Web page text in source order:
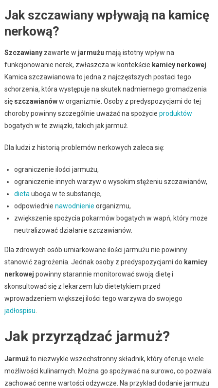
Jak szczawiany wpływają na kamicę
nerkową?
Szczawianyzawarte w jarmużu mają istotny wpływ na
funkcjonowanie nerek, zwłaszcza w kontekście kamicy nerkowej
Kamica szczawianowa to jedna z najczęstszych postaci tego
schorzenia, która występuje na skutek nadmiernego gromadzenia
się szczawianóww organizmie. Osoby z predyspozycjami do tej
choroby powinny szczególnie uważać na spożycie produktów
bogatych w te związki, takich jak jarmuż.
Dla ludzi z historią problemów nerkowych zaleca się:
ograniczenie ilości jarmużu,
ograniczenie innych warzyw o wysokim stężeniu szczawianów,
dieta uboga w te substancje,
odpowiednie nawodnienie organizmu,
zwiększenie spożycia pokarmów bogatych w wapń, który może
neutralizować działanie szczawianów.
Dla zdrowych osób umiarkowane ilości jarmużu nie powinny
stanowić zagrożenia. Jednak osoby z predyspozycjami do kamicy
nerkowej powinny starannie monitorować swoją dietę i
skonsultować się z lekarzem lub dietetykiem przed
wprowadzeniem większej ilości tego warzywa do swojego
jadłospisu
Jak przyrządzać jarmuż?
Jarmużto niezwykle wszechstronny składnik, który oferuje wiele
możliwości kulinarnych. Można go spożywać na surowo, co pozwala
zachować cenne wartości odżywcze. Na przykład dodanie jarmużu